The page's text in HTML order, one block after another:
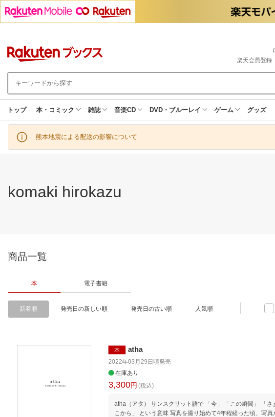
楽天会員登録
トップ 本・コミック 雑誌 音楽CD DVD・ブルーレイ ゲーム グッズ
熊本地震による配送の影響について
komaki hirokazu
商品一覧
本 電子書籍
新着順 発売日の新しい順 発売日の古い順 人気順
本 atha
2022年03月29日頃発売
在庫あり
3,300円 (税込)
atha（アタ） サンスクリット語で 「今」 「この瞬間」 「さ
こから」 という意味 写真を撮り始めて4年程経った頃、写真